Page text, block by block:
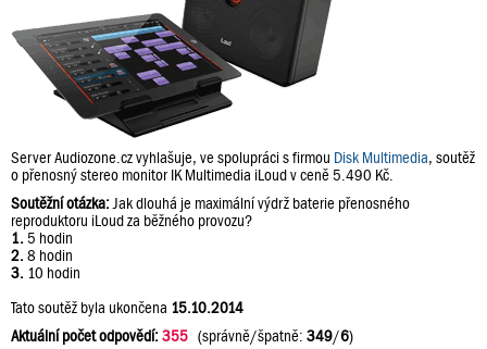
Server Audiozone.cz vyhlašuje, ve spolupráci s firmou Disk Multimedia, soutěž
o přenosný stereo monitor IK Multimedia iLoud v ceně 5.490 Kč.
Soutěžní otázka: Jak dlouhá je maximální výdrž baterie přenosného
reproduktoru iLoud za běžného provozu?
1. 5 hodin
2. 8 hodin
3. 10 hodin
Tato soutěž byla ukončena 15.10.2014
Aktuální počet odpovědí:355 (správně/špatně: 349/6)